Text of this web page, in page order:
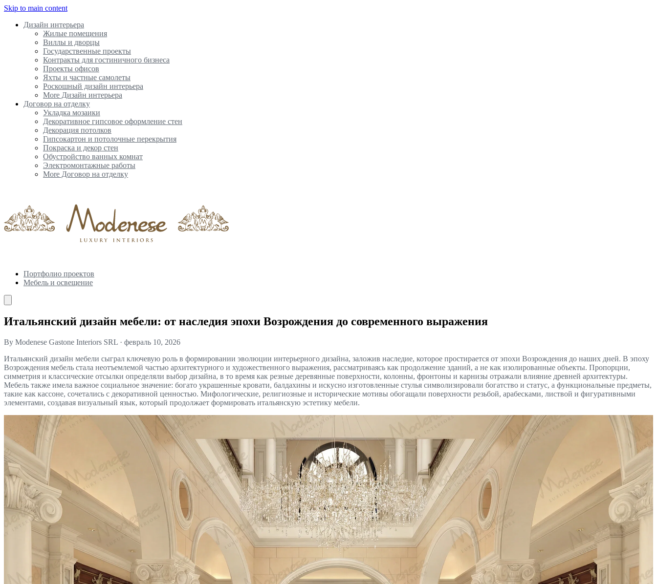
Skip to main content
Дизайн интерьера
Жилые помещения
Виллы и дворцы
Государственные проекты
Контракты для гостиничного бизнеса
Проекты офисов
Яхты и частные самолеты
Роскошный дизайн интерьера
More Дизайн интерьера
Договор на отделку
Укладка мозаики
Декоративное гипсовое оформление стен
Декорация потолков
Гипсокартон и потолочные перекрытия
Покраска и декор стен
Обустройство ванных комнат
Электромонтажные работы
More Договор на отделку
Портфолио проектов
Мебель и освещение
Итальянский дизайн мебели: от наследия эпохи Возрождения до современного выражения
By Modenese Gastone Interiors SRL · февраль 10, 2026
Итальянский дизайн мебели сыграл ключевую роль в формировании эволюции интерьерного дизайна, заложив наследие, которое простирается от эпохи Возрождения до наших дней. В эпоху
Возрождения мебель стала неотъемлемой частью архитектурного и художественного выражения, рассматриваясь как продолжение зданий, а не как изолированные объекты. Пропорции,
симметрия и классические отсылки определяли выбор дизайна, в то время как резные деревянные поверхности, колонны, фронтоны и карнизы отражали влияние древней архитектуры.
Мебель также имела важное социальное значение: богато украшенные кровати, балдахины и искусно изготовленные стулья символизировали богатство и статус, а функциональные предметы,
такие как кассоне, сочетались с декоративной ценностью. Мифологические, религиозные и исторические мотивы обогащали поверхности резьбой, арабесками, листвой и фигуративными
элементами, создавая визуальный язык, который продолжает формировать итальянскую эстетику мебели.